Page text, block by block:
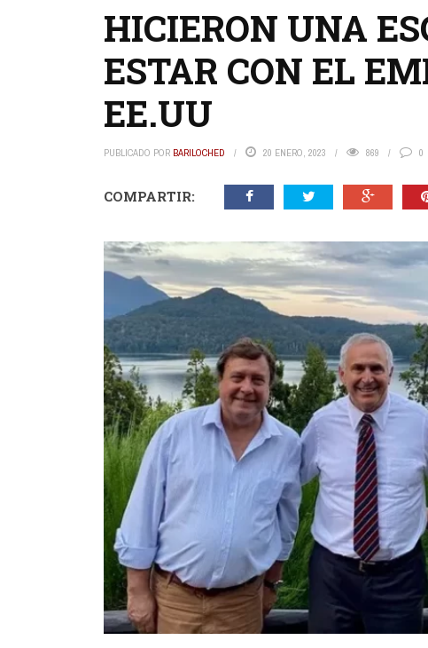
HICIERON UNA
ESTAR CON EL
EE.UU
PUBLICADO POR BARILOCHED 20 ENERO, 2023 869 0
COMPARTIR: